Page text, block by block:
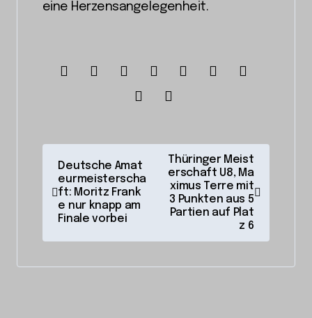
eine Herzensangelegenheit.
r
a
Deutsche Amat
eurmeisterscha
ft: Moritz Frank
e nur knapp am
Finale vorbei
Thüringer Meist
erschaft U8, Ma
ximus Terre mit
3 Punkten aus 5
Partien auf Plat
z 6